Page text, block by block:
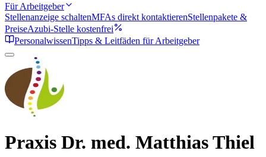
Für Arbeitgeber
Stellenanzeige schaltenMFAs direkt kontaktierenStellenpakete &
PreiseAzubi-Stelle kostenfrei
PersonalwissenTipps & Leitfäden für Arbeitgeber
Praxis Dr. med. Matthias Thiel